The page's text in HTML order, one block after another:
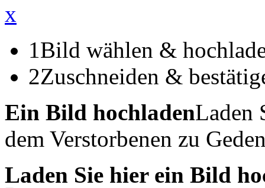
x
1Bild wählen &
2Zuschneiden &
Ein Bild hochladenLaden
dem Verstorbenen zu
Laden Sie hier ein Bild